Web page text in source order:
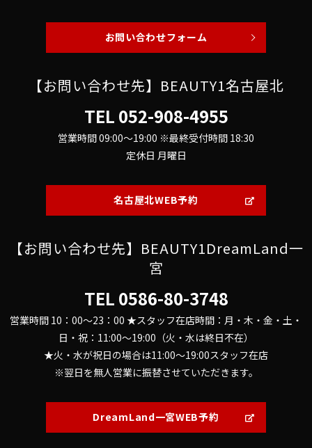
お問い合わせフォーム
【お問い合わせ先】BEAUTY1名古屋北
TEL 052-908-4955
営業時間 09:00～19:00 ※最終受付時間 18:30
定休日 月曜日
名古屋北WEB予約
【お問い合わせ先】BEAUTY1DreamLand一
宮
TEL 0586-80-3748
営業時間 10：00～23：00 ★スタッフ在店時間：月・木・金・土・
日・祝：11:00～19:00（火・水は終日不在）
★火・水が祝日の場合は11:00～19:00スタッフ在店
※翌日を無人営業に振替させていただきます。
DreamLand一宮WEB予約